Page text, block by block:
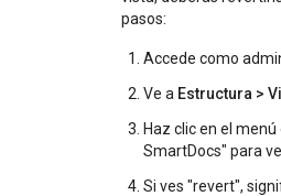
pasos:
Accede como
Ve a Estructura >
Haz clic en el
SmartDocs" para
Si ves "revert",